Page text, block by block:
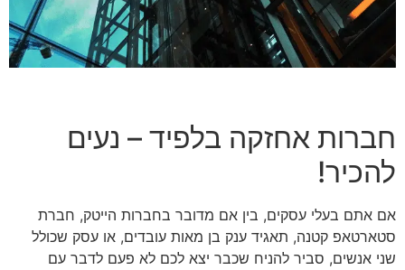
חברות אחזקה בלפיד – נעים
להכיר!
אם אתם בעלי עסקים, בין אם מדובר בחברות הייטק, חברת
סטארטאפ קטנה, תאגיד ענק בן מאות עובדים, או עסק שכולל
שני אנשים, סביר להניח שכבר יצא לכם לא פעם לדבר עם